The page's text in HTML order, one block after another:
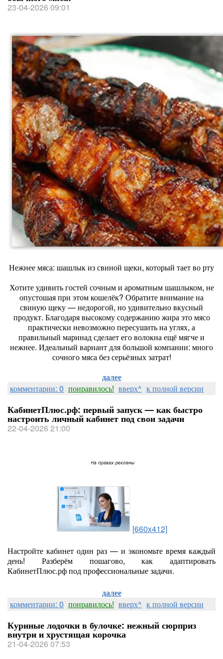
23-04-2026 09:01
Нежнее мяса: шашлык из свиной щеки, который тает во рту
Хотите удивить гостей сочным и ароматным шашлыком, не
опустошая при этом кошелёк? Обратите внимание на
свиную щеку — недорогой, но удивительно вкусный
продукт. Благодаря высокому содержанию жира это мясо
практически невозможно пересушить на углях, а
правильный маринад сделает его волокна ещё мягче и
нежнее. Идеальный вариант для большой компании: много
сочного мяса без серьёзных затрат!
далее
комментарии: 0 понравилось! вверх^ к полной версии
КабинетПлюс.рф: первый запуск — как быстро
настроить личный кабинет под свои задачи
22-04-2026 21:00
[660x412]
Настройте кабинет один раз — и экономьте время каждый
день! Разберём пошагово, как адаптировать
КабинетПлюс.рф под профессиональные задачи.
далее
комментарии: 0 понравилось! вверх^ к полной версии
Куриные лодочки в булочке: нежный сюрприз
внутри и хрустящая корочка
21-04-2026 07:53